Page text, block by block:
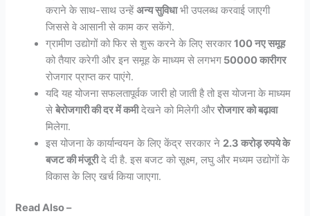
कराने के साथ-साथ उन्हेंअन्य सुविधाभी उपलब्ध करवाई जाएगी
जिससे वे आसानी से काम कर सकेंगे.
ग्रामीण उद्योगों को फिर से शुरू करने के लिए सरकार100 नए समूह
को तैयार करेगी और इन समूह के माध्यम से लगभग 50000 कारीगर
रोजगार प्राप्त कर पाएंगे.
यदि यह योजना सफलतापूर्वक जारी हो जाती है तो इस योजना के माध्यम
सेबेरोजगारी की दर में कमीदेखने को मिलेगी औररोजगार को बढ़ावा
मिलेगा.
इस योजना के कार्यान्वयन के लिए केंद्र सरकार ने 2.3 करोड़ रुपये के
बजट की मंजूरीदे दी है. इस बजट को सूक्ष्म, लघु और मध्यम उद्योगों के
विकास के लिए खर्च किया जाएगा.
Read Also –